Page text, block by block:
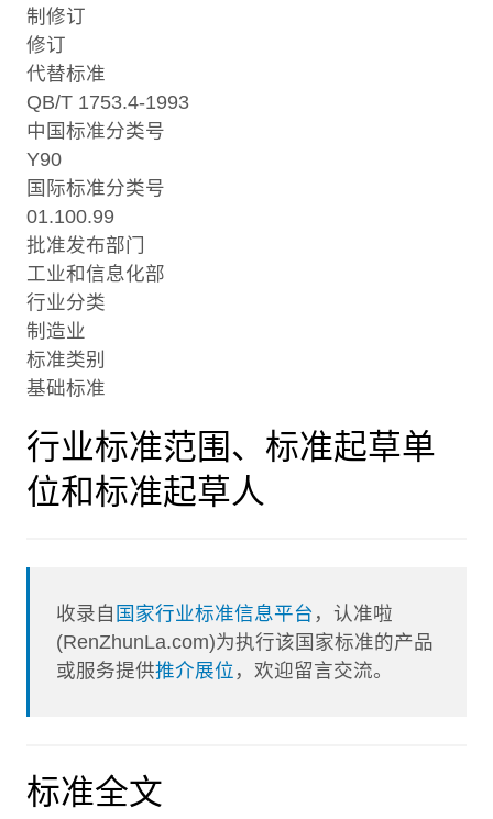
制修订
修订
代替标准
QB/T 1753.4-1993
中国标准分类号
Y90
国际标准分类号
01.100.99
批准发布部门
工业和信息化部
行业分类
制造业
标准类别
基础标准
行业标准范围、标准起草单
位和标准起草人
收录自 国家行业标准信息平台 ，认准啦
(RenZhunLa.com)为执行该国家标准的产品
或服务提供推介展位 ，欢迎留言交流。
标准全文